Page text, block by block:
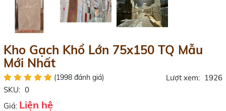
Kho Gạch Khổ Lớn 75x150 TQ Mẫu
Mới Nhất
(1998 đánh giá) Lượt xem: 1926
SKU: 0
Giá: Liện hệ